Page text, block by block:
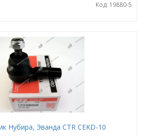
Код: 19880-5
Нубира, Эванда CTR CEKD-10